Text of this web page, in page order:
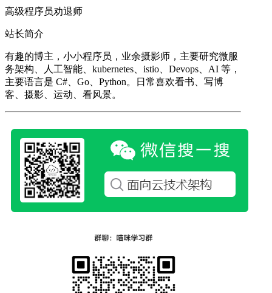
高级程序员劝退师
站长简介
有趣的博主，小小程序员，业余摄影师，主要研究微服
务架构、人工智能、kubernetes、istio、Devops、AI 等，
主要语言是 C#、Go、Python。日常喜欢看书、写博
客、摄影、运动、看风景。